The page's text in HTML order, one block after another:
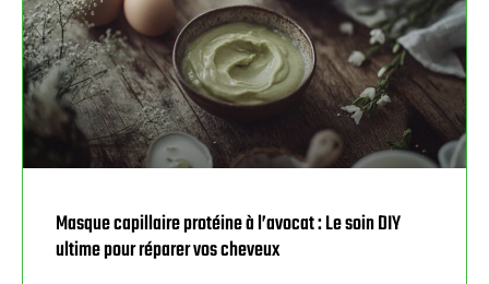
Masque capillaire protéine à l’avocat : Le soin DIY
ultime pour réparer vos cheveux